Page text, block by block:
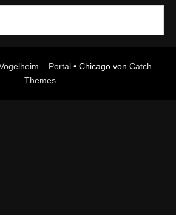
– Portal• Chicago von Catch
Themes